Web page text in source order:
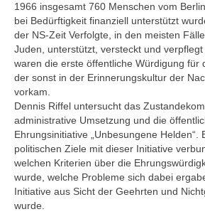
1966 insgesamt 760 Menschen vom
bei Bedürftigkeit finanziell unterstützt
der NS-Zeit Verfolgte, in den meisten
Juden, unterstützt, versteckt und
waren die erste öffentliche Würdigung für
der sonst in der Erinnerungskultur der
vorkam.
Dennis Riffel untersucht das
administrative Umsetzung und die
Ehrungsinitiative „Unbesungene Helden“.
politischen Ziele mit dieser Initiative
welchen Kriterien über die
wurde, welche Probleme sich dabei
Initiative aus Sicht der Geehrten und
wurde.